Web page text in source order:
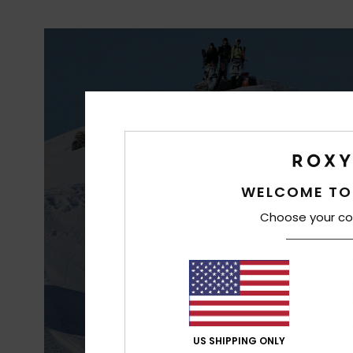
Betere
WELCOME
Choose your
US SHIPPING ONLY